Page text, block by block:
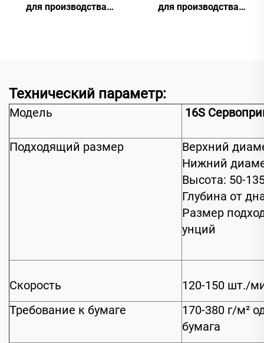
для производства
для производства
Технический параметр:
Модель 16S
Подходящий размер
Верхний
Нижний
Высота: 50-
Глубина от
Размер
унций
Скорость
120-150 шт./
Требование к бумаге
170-380 г/м²
бумага